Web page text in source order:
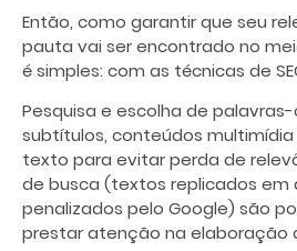
Então, como garantir que seu
pauta vai ser encontrado no
é simples: com as técnicas de
Pesquisa e escolha de
subtítulos, conteúdos
texto para evitar perda de
de busca (textos replicados em
penalizados pelo Google) são
prestar atenção na elaboração